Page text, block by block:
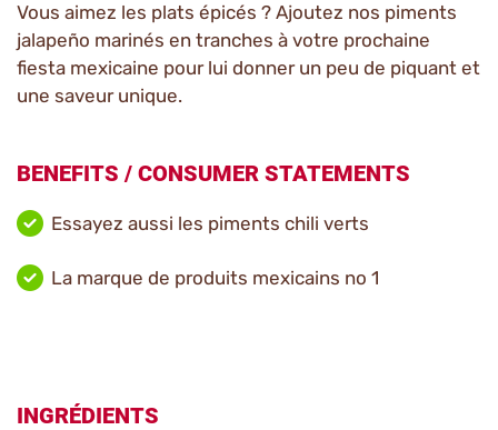
Vous aimez les plats épicés ? Ajoutez nos piments
jalapeño marinés en tranches à votre prochaine
fiesta mexicaine pour lui donner un peu de piquant et
une saveur unique.
BENEFITS / CONSUMER STATEMENTS
Essayez aussi les piments chili verts
La marque de produits mexicains no 1
INGRÉDIENTS